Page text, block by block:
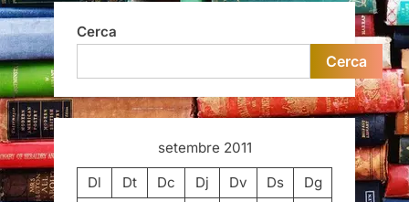
Cerca
Cerca
setembre 2011
Dl
Dt Dc Dj Dv Ds
Dg